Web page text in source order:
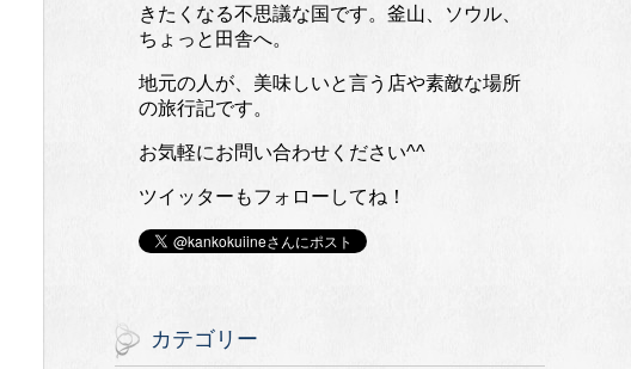
きたくなる不思議な国です。釜山、ソウル、
ちょっと田舎へ。
地元の人が、美味しいと言う店や素敵な場所
の旅行記です。
お気軽にお問い合わせください^^
ツイッターもフォローしてね！
カテゴリー